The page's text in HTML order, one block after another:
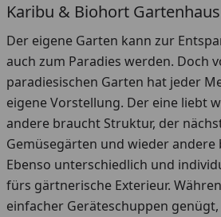
Karibu & Biohort
Der eigene Garten kann zur
auch zum Paradies werden. Doch
paradiesischen Garten hat jeder
eigene Vorstellung. Der eine liebt
andere braucht Struktur, der
Gemüsegärten und wieder andere
Ebenso unterschiedlich und
fürs gärtnerische Exterieur.
einfacher Geräteschuppen